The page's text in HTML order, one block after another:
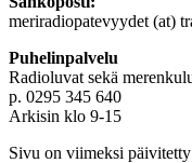
meriradiopatevyydet (at)
Puhelinpalvelu
Radioluvat sekä
p. 0295 345 640
Arkisin klo 9-15
Sivu on viimeksi päivitetty